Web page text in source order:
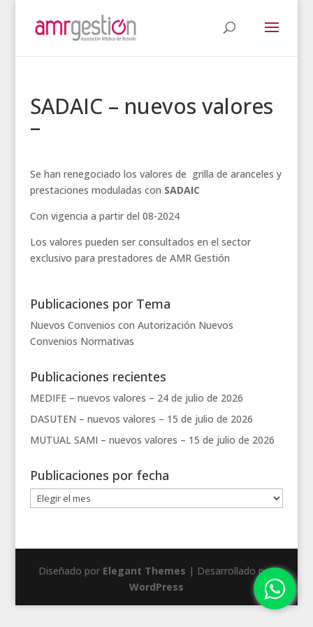
SADAIC – nuevos valores
–
Se han renegociado los valores de grilla de aranceles y
prestaciones moduladas con SADAIC
Con vigencia a partir del 08-2024
Los valores pueden ser consultados en el sector
exclusivo para prestadores de AMR Gestión
Publicaciones por Tema
Nuevos Convenios con Autorización Nuevos
Convenios Normativas
Publicaciones recientes
MEDIFE – nuevos valores – 24 de julio de 2026
DASUTEN – nuevos valores – 15 de julio de 2026
MUTUAL SAMI – nuevos valores – 15 de julio de 2026
Publicaciones por fecha
Publicaciones
por
Diseñado por Elegant Themes | Desarrollado por
WordPress